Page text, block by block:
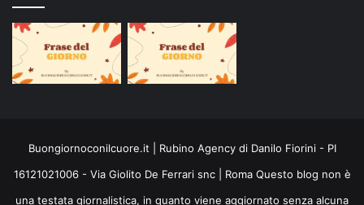
Buongiornoconilcuore.it | Rubino Agency di Danilo Fiorini - PI
16121021006 - Via Giolito De Ferrari snc | Roma Questo blog non è
una testata giornalistica, in quanto viene aggiornato senza alcuna